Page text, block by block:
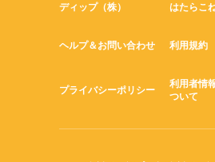
ディップ（株） はたらこ
ヘルプ＆お問い合わせ 利用規約
プライバシーポリシー
利用者情
ついて